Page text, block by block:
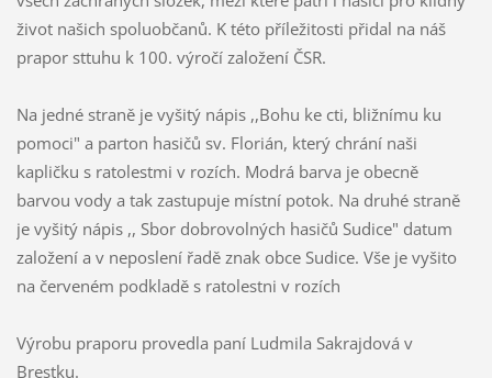
život našich spoluobčanů. K této příležitosti přidal na náš
prapor sttuhu k 100. výročí založení ČSR.
Na jedné straně je vyšitý nápis ,,Bohu ke cti, bližnímu ku
pomoci" a parton hasičů sv. Florián, který chrání naši
kapličku s ratolestmi v rozích. Modrá barva je obecně
barvou vody a tak zastupuje místní potok. Na druhé straně
je vyšitý nápis ,, Sbor dobrovolných hasičů Sudice" datum
založení a v neposlení řadě znak obce Sudice. Vše je vyšito
na červeném podkladě s ratolestni v rozích
Výrobu praporu provedla paní Ludmila Sakrajdová v
Brestku.